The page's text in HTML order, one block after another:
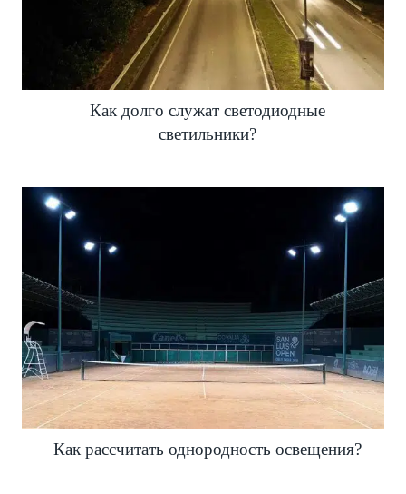
Как долго служат светодиодные
светильники?
Как рассчитать однородность освещения?